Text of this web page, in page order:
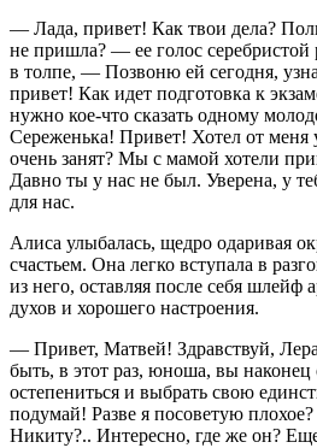
— Лада, привет! Как твои дела?
не пришла? — ее голос серебристой
в толпе, — Позвоню ей сегодня,
привет! Как идет подготовка к
нужно кое-что сказать одному
Сереженька! Привет! Хотел от меня
очень занят? Мы с мамой хотели
Давно ты у нас не был. Уверена, у
для нас.
Алиса улыбалась, щедро одаривая
счастьем. Она легко вступала в
из него, оставляя после себя шлейф
духов и хорошего настроения.
— Привет, Матвей! Здравствуй,
быть, в этот раз, юноша, вы наконец
остепениться и выбрать свою
подумай! Разве я посоветую
Никиту?.. Интересно, где же он?